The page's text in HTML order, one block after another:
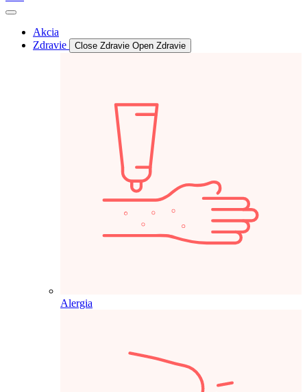
Akcia
Zdravie
Close Zdravie Open Zdravie
Alergia